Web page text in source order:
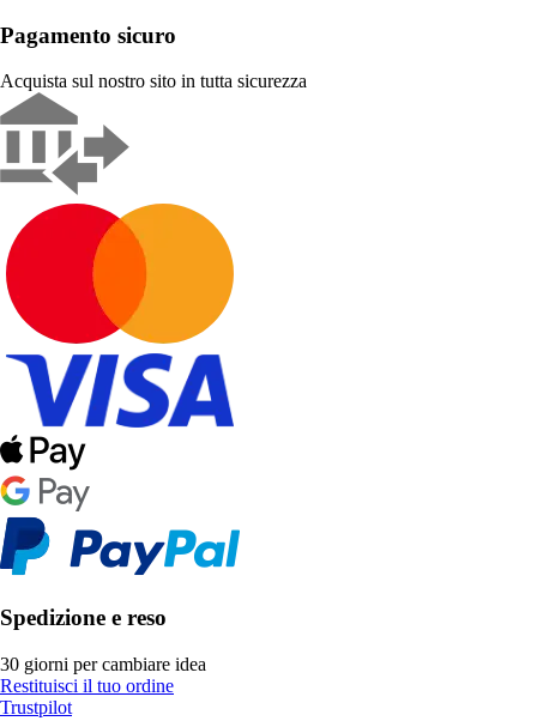
Pagamento sicuro
Acquista sul nostro sito in tutta sicurezza
Spedizione e reso
30 giorni per cambiare idea
Restituisci il tuo ordine
Trustpilot